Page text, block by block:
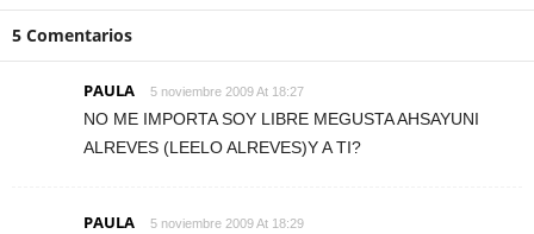
5 Comentarios
PAULA 5 noviembre 2009 At 18:27
NO ME IMPORTA SOY LIBRE MEGUSTA AHSAYUNI
ALREVES (LEELO ALREVES)Y A TI?
PAULA 5 noviembre 2009 At 18:29